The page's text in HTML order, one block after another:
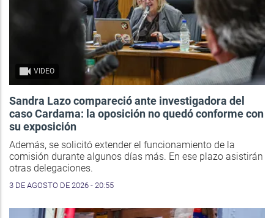
VIDEO
Sandra Lazo compareció ante investigadora del
caso Cardama: la oposición no quedó conforme con
su exposición
Además, se solicitó extender el funcionamiento de la
comisión durante algunos días más. En ese plazo asistirán
otras delegaciones.
3 DE AGOSTO DE 2026 - 20:55